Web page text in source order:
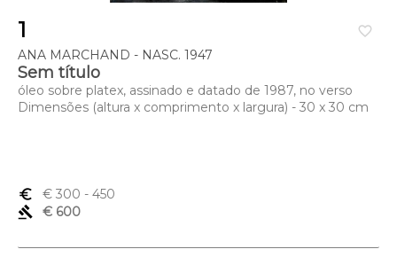
favorite_border
1
ANA MARCHAND - NASC. 1947
Sem título
óleo sobre platex, assinado e datado de 1987, no verso
Dimensões (altura x comprimento x largura) - 30 x 30 cm
euro_symbol € 300 - 450
gavel
€ 600